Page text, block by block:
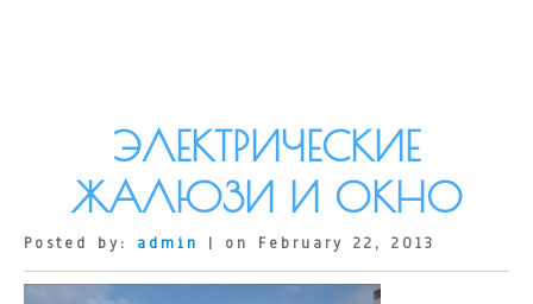
ЭЛЕКТРИЧЕСКИЕ
ЖАЛЮЗИ И ОКНО
Posted by: admin | on February 22, 2013